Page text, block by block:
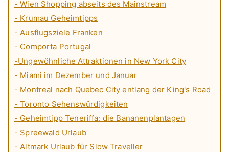
- Wien Shopping abseits des Mainstream
- Krumau Geheimtipps
- Ausflugsziele Franken
- Comporta Portugal
-Ungewöhnliche Attraktionen in New York City
- Miami im Dezember und Januar
- Montreal nach Quebec City entlang der King's Road
- Toronto Sehenswürdigkeiten
- Geheimtipp Teneriffa: die Bananenplantagen
- Spreewald Urlaub
- Altmark Urlaub für Slow Traveller